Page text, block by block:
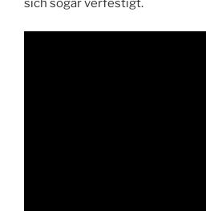
sich sogar verfestigt.